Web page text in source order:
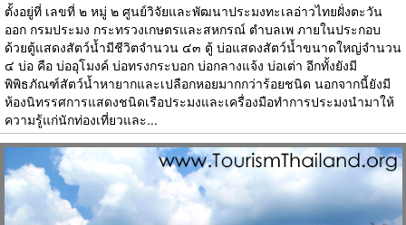
ตั้งอยู่ที่ เลขที่ ๒ หมู่ ๒ ศูนย์วิจัยและพัฒนาประมงทะเลอ่าวไทยฝั่งตะวัน
ออก กรมประมง กระทรวงเกษตรและสหกรณ์ ตำบลเพ ภายในประกอบ
ด้วยตู้แสดงสัตว์น้ำมีชีวิตจำนวน ๔๓ ตู้ บ่อแสดงสัตว์น้ำขนาดใหญ่จำนวน
๔ บ่อ คือ บ่ออุโมงค์ บ่อทรงกระบอก บ่อกลางแจ้ง บ่อเต่า อีกทั้งยังมี
พิพิธภัณฑ์สัตว์น้ำหายากและเปลือกหอยมากกว่าร้อยชนิด นอกจากนี้ยังมี
ห้องนิทรรศการแสดงชนิดเรือประมงและเครื่องมือทำการประมงนำมาให้
ความรู้แก่นักท่องเที่ยวและ...